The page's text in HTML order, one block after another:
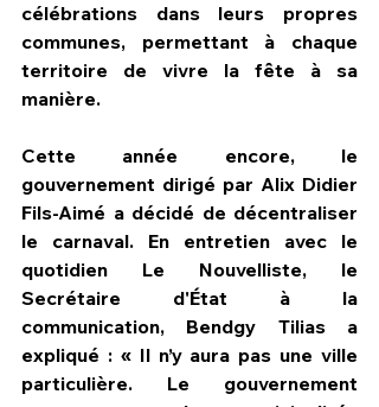
célébrations dans leurs propres
communes, permettant à chaque
territoire de vivre la fête à sa
manière.
Cette année encore, le
gouvernement dirigé par Alix Didier
Fils-Aimé a décidé de décentraliser
le carnaval. En entretien avec le
quotidien Le Nouvelliste, le
Secrétaire d'État à la
communication, Bendgy Tilias a
expliqué : « Il n’y aura pas une ville
particulière. Le gouvernement